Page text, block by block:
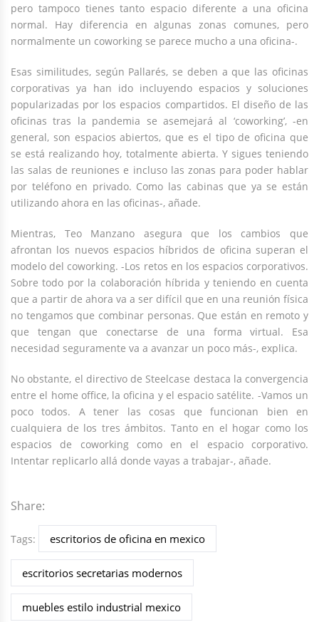
pero tampoco tienes tanto espacio diferente a una oficina
normal. Hay diferencia en algunas zonas comunes, pero
normalmente un coworking se parece mucho a una oficina-.
Esas similitudes, según Pallarés, se deben a que las oficinas
corporativas ya han ido incluyendo espacios y soluciones
popularizadas por los espacios compartidos. El diseño de las
oficinas tras la pandemia se asemejará al ‘coworking’, -en
general, son espacios abiertos, que es el tipo de oficina que
se está realizando hoy, totalmente abierta. Y sigues teniendo
las salas de reuniones e incluso las zonas para poder hablar
por teléfono en privado. Como las cabinas que ya se están
utilizando ahora en las oficinas-, añade.
Mientras, Teo Manzano asegura que los cambios que
afrontan los nuevos espacios híbridos de oficina superan el
modelo del coworking. -Los retos en los espacios corporativos.
Sobre todo por la colaboración híbrida y teniendo en cuenta
que a partir de ahora va a ser difícil que en una reunión física
no tengamos que combinar personas. Que están en remoto y
que tengan que conectarse de una forma virtual. Esa
necesidad seguramente va a avanzar un poco más-, explica.
No obstante, el directivo de Steelcase destaca la convergencia
entre el home office, la oficina y el espacio satélite. -Vamos un
poco todos. A tener las cosas que funcionan bien en
cualquiera de los tres ámbitos. Tanto en el hogar como los
espacios de coworking como en el espacio corporativo.
Intentar replicarlo allá donde vayas a trabajar-, añade.
Share:
Tags: escritorios de oficina en mexico
escritorios secretarias modernos
muebles estilo industrial mexico